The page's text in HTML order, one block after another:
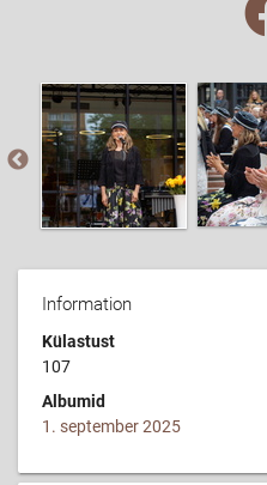
Information
Külastust
107
Albumid
1. september 2025